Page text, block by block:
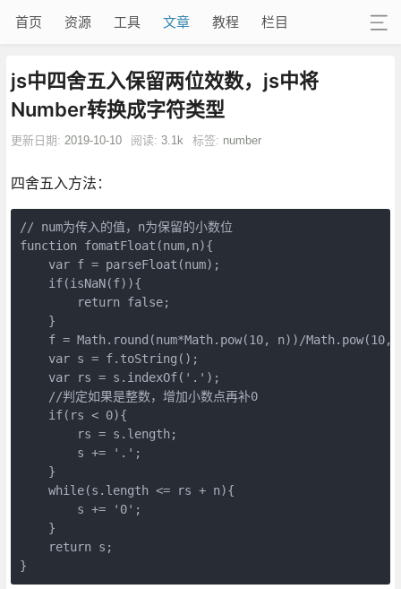
首页 资源 工具 文章 教程 栏目
js中四舍五入保留两位效数，js中将
Number转换成字符类型
更新日期: 2019-10-10 阅读: 3.1k 标签: number
四舍五入方法：
// num为传入的值，n为保留的小数位
function fomatFloat(num,n){
    var f = parseFloat(num);
    if(isNaN(f)){
        return false;
    }
f = Math.round(num*Math.pow(10, n))/
    var s = f.toString();
    var rs = s.indexOf('.');
    //判定如果是整数，增加小数点再补0
    if(rs < 0){
        rs = s.length;
        s += '.';
    }
    while(s.length <= rs + n){
        s += '0';
    }
    return s;
}